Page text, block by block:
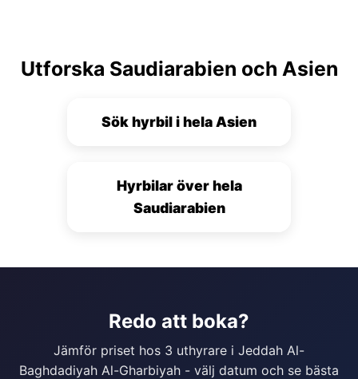
Utforska Saudiarabien och Asien
Sök hyrbil i hela Asien
Hyrbilar över hela
Saudiarabien
Redo att boka?
Jämför priset hos 3 uthyrare i Jeddah Al-
Baghdadiyah Al-Gharbiyah - välj datum och se bästa